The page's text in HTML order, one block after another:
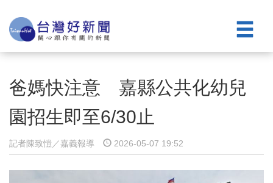
爸媽快注意 嘉縣公共化幼兒
園招生即至6/30止
記者陳致愷／嘉義報導 2026-05-07 19:52